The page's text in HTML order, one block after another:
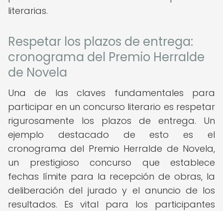
literarias.
Respetar los plazos de entrega:
cronograma del Premio Herralde
de Novela
Una de las claves fundamentales para
participar en un concurso literario es respetar
rigurosamente los plazos de entrega. Un
ejemplo destacado de esto es el
cronograma del Premio Herralde de Novela,
un prestigioso concurso que establece
fechas límite para la recepción de obras, la
deliberación del jurado y el anuncio de los
resultados. Es vital para los participantes